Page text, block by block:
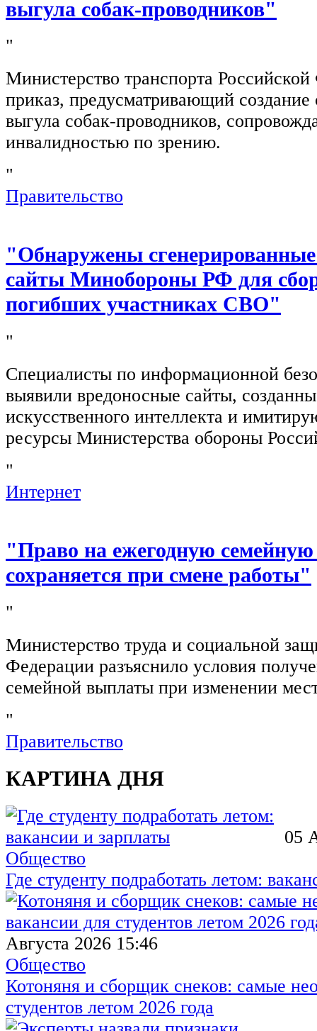
выгула собак-проводников"
"
Министерство транспорта
приказ, предусматривающий создание
выгула собак-проводников,
инвалидностью по зрению.
"
Правительство
"Обнаружены
сайты Минобороны РФ для
погибших участниках СВО"
"
Специалисты по информационной
выявили вредоносные сайты,
искусственного интеллекта и
ресурсы Министерства обороны
"
Интернет
"Право на ежегодную
сохраняется при смене работы"
"
Министерство труда и социальной
Федерации разъяснило условия
семейной выплаты при изменении
"
Правительство
КАРТИНА ДНЯ
05
Общество
Где студенту подработать летом:
Августа 2026 15:46
Общество
Котоняня и сборщик снеков: самые
студентов летом 2026 года